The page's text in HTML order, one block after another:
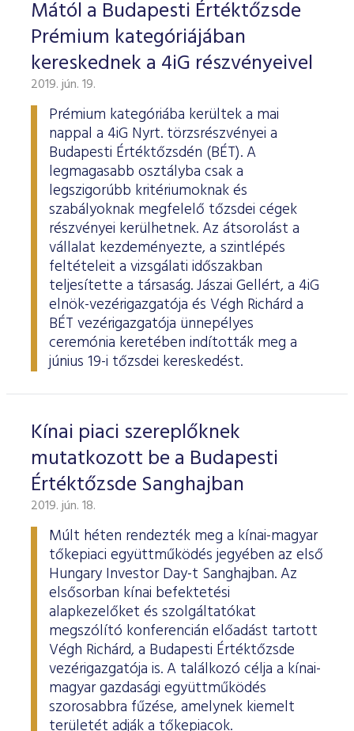
ESG Útmutató
Mától a Budapesti Értéktőzsde
Prémium kategóriájában
kereskednek a 4iG részvényeivel
2019. jún. 19.
Prémium kategóriába kerültek a mai
nappal a 4iG Nyrt. törzsrészvényei a
Budapesti Értéktőzsdén (BÉT). A
legmagasabb osztályba csak a
legszigorúbb kritériumoknak és
szabályoknak megfelelő tőzsdei cégek
részvényei kerülhetnek. Az átsorolást a
vállalat kezdeményezte, a szintlépés
feltételeit a vizsgálati időszakban
teljesítette a társaság. Jászai Gellért, a 4iG
elnök-vezérigazgatója és Végh Richárd a
BÉT vezérigazgatója ünnepélyes
ceremónia keretében indították meg a
június 19-i tőzsdei kereskedést.
Kínai piaci szereplőknek
mutatkozott be a Budapesti
Értéktőzsde Sanghajban
2019. jún. 18.
Múlt héten rendezték meg a kínai-magyar
tőkepiaci együttműködés jegyében az első
Hungary Investor Day-t Sanghajban. Az
elsősorban kínai befektetési
alapkezelőket és szolgáltatókat
megszólító konferencián előadást tartott
Végh Richárd, a Budapesti Értéktőzsde
vezérigazgatója is. A találkozó célja a kínai-
magyar gazdasági együttműködés
szorosabbra fűzése, amelynek kiemelt
területét adják a tőkepiacok.